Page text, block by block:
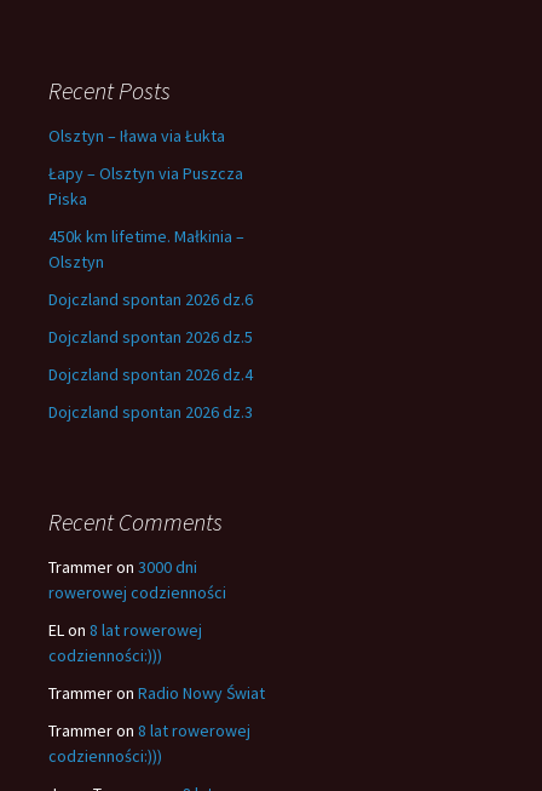
Recent Posts
Olsztyn – Iława via Łukta
Łapy – Olsztyn via Puszcza
Piska
450k km lifetime. Małkinia –
Olsztyn
Dojczland spontan 2026 dz.6
Dojczland spontan 2026 dz.5
Dojczland spontan 2026 dz.4
Dojczland spontan 2026 dz.3
Recent Comments
Trammeron 3000 dni
rowerowej codzienności
ELon 8 lat rowerowej
codzienności:)))
Trammeron Radio Nowy Świat
Trammeron 8 lat rowerowej
codzienności:)))